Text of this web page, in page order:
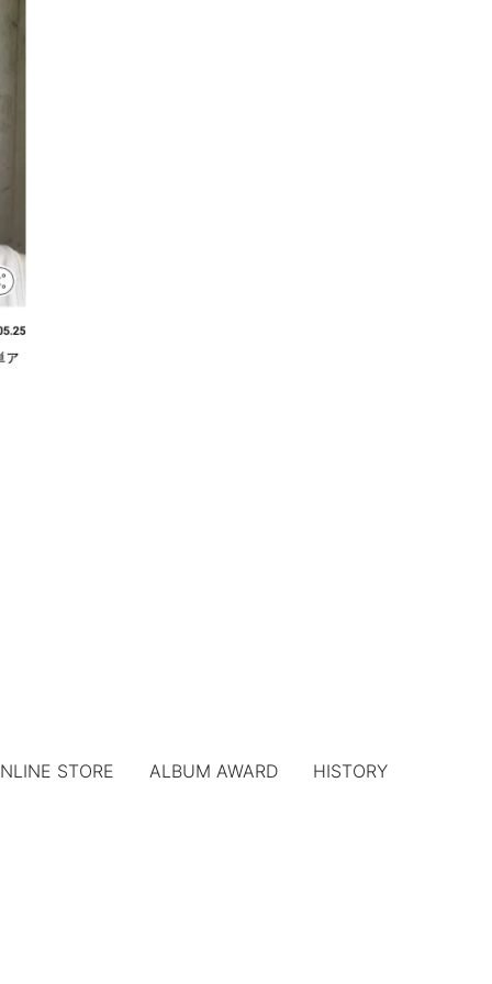
STORE ALBUM AWARD HISTORY